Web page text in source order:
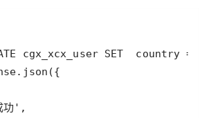
cgx_xcx_user SET  country
. json
功'